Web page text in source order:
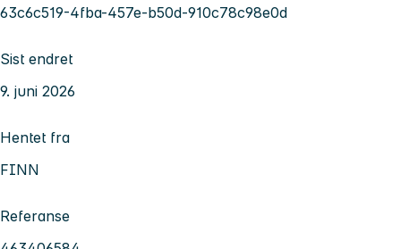
63c6c519-4fba-457e-b50d-910c78c98e0d
Sist endret
9. juni 2026
Hentet fra
FINN
Referanse